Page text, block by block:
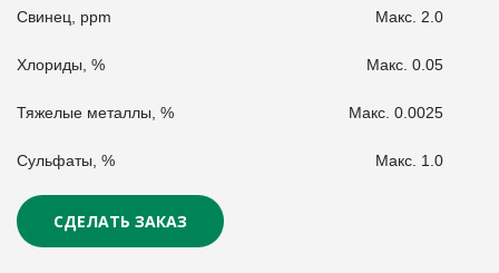
Свинец, ppm Макс. 2.0
Хлориды, % Макс. 0.05
Тяжелые металлы, % Макс. 0.0025
Сульфаты, % Макс. 1.0
СДЕЛАТЬ ЗАКАЗ